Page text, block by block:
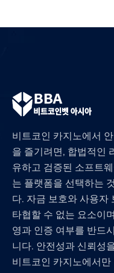
비트코인 카지노에서
을 즐기려면, 합법적인
유하고 검증된 소프트
는 플랫폼을 선택하는
다. 자금 보호와 사용자
타협할 수 없는 요소이
영과 인증 여부를 반드
니다. 안전성과 신뢰성
비트코인 카지노에서만